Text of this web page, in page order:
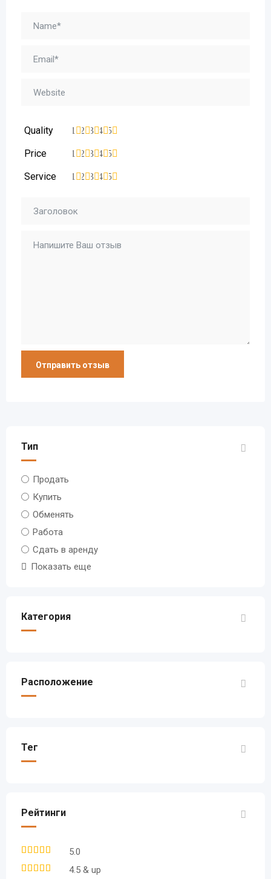
Quality 5
4
3
2
1
Price 5
4
3
2
1
Service 5
4
3
2
1
Тип
Продать
Купить
Обменять
Работа
Сдать в аренду
Показать еще
Категория
Расположение
Тег
Рейтинги
5.0
4.5 & up